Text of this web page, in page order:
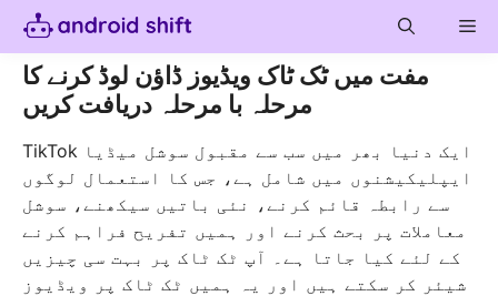
Skip
content
مفت میں ٹک ٹاک ویڈیوز ڈاؤن لوڈ کرنے کا
مرحلہ با مرحلہ دریافت کریں
TikTok ایک دنیا بھر میں سب سے مقبول سوشل میڈیا
ایپلیکیشنوں میں شامل ہے، جس کا استعمال لوگوں
سے رابطہ قائم کرنے، نئی باتیں سیکھنے، سوشل
معاملات پر بحث کرنے اور ہمیں تفریح فراہم کرنے
کے لئے کیا جاتا ہے۔ آپ ٹک ٹاک پر بہت سی چیزیں
شیئر کر سکتے ہیں اور یہ ہمیں ٹک ٹاک پر ویڈیوز